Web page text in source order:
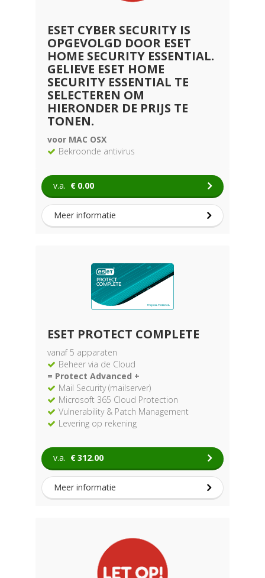
ESET CYBER SECURITY IS
OPGEVOLGD DOOR ESET
HOME SECURITY ESSENTIAL.
GELIEVE ESET HOME
SECURITY ESSENTIAL TE
SELECTEREN OM
HIERONDER DE PRIJS TE
TONEN.
voor MAC OSX
Bekroonde antivirus
v.a. € 0.00
Meer informatie
ESET PROTECT COMPLETE
vanaf 5 apparaten
Beheer via de Cloud
= Protect Advanced +
Mail Security (mailserver)
Microsoft 365 Cloud Protection
Vulnerability & Patch Management
Levering op rekening
v.a. €312.00
Meer informatie